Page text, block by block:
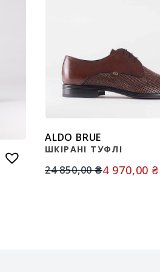
ALDO BRUE
ШКІРАНІ ТУФЛІ
24 850,00₴4 970,00₴